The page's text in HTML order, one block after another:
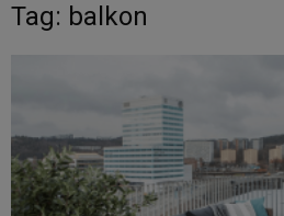
Tag: balkon